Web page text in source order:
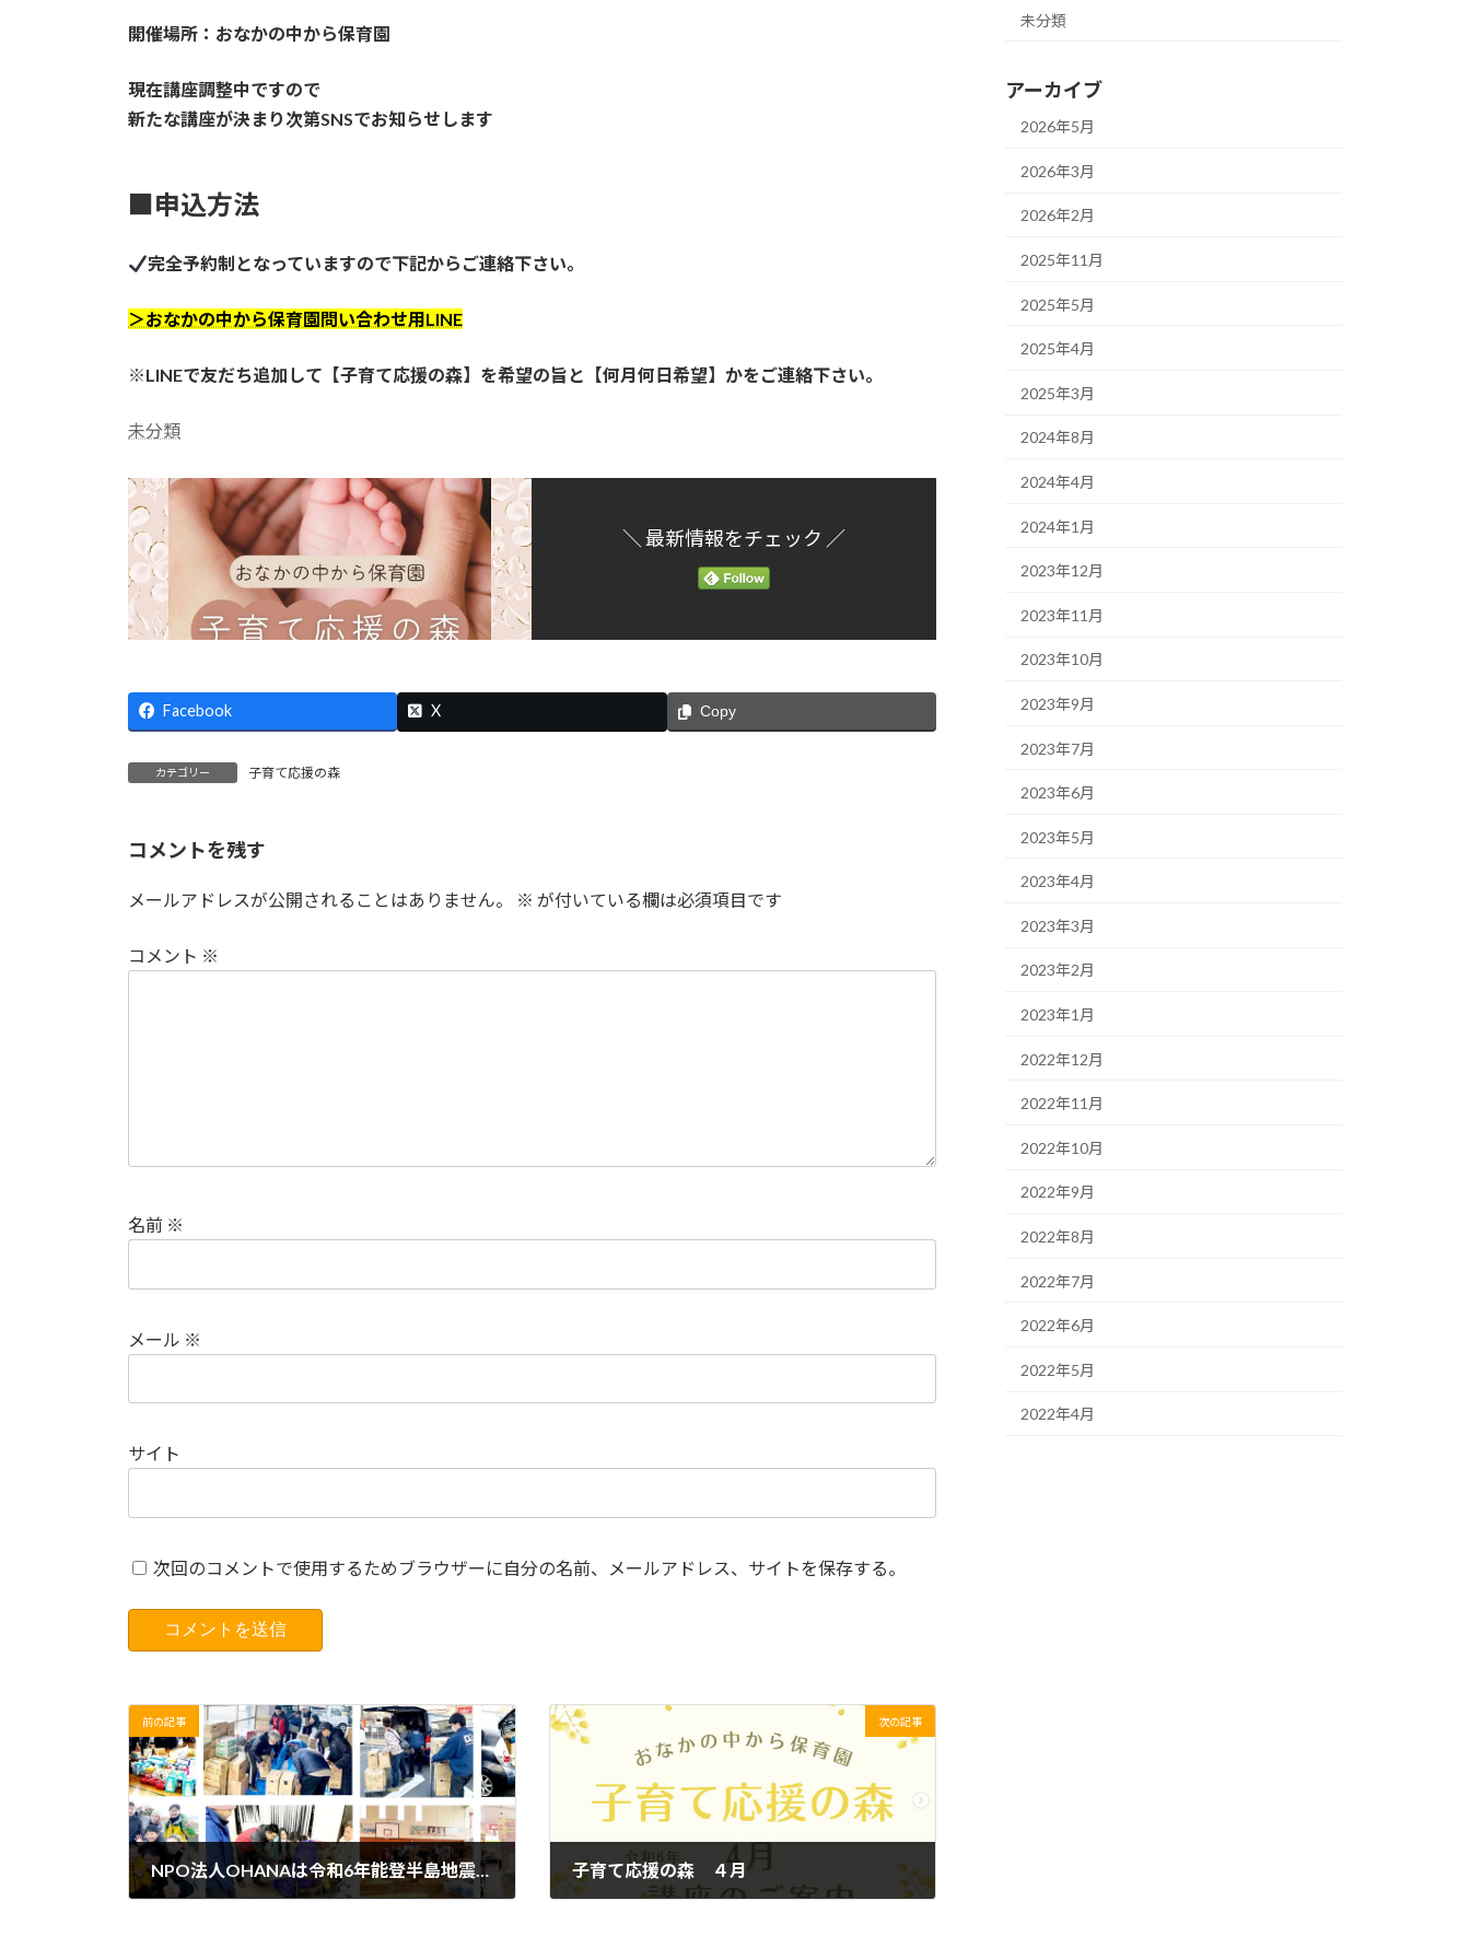
開催場所：おなかの中から保育園
現在講座調整中ですので
新たな講座が決まり次第SNSでお知らせします
■申込方法
完全予約制となっていますので下記からご連絡下さい。
＞おなかの中から保育園問い合わせ用LINE
※LINEで友だち追加して【子育て応援の森】を希望の旨と【何月何日希望】かをご連絡下さい。
未分類
＼ 最新情報をチェック ／
Facebook X Copy
カテゴリー 子育て応援の森
コメントを残す
メールアドレスが公開されることはありません。 ※ が付いている欄は必須項目です
コメント ※
名前 ※
メール ※
サイト
次回のコメントで使用するためブラウザーに自分の名前、メールアドレス、サイトを保存する。
前の記事
NPO法人OHANAは令和6年能登半島地震の緊急支援に入っております。
次の記事
子育て応援の森 ４月
未分類
アーカイブ
2026年5月
2026年3月
2026年2月
2025年11月
2025年5月
2025年4月
2025年3月
2024年8月
2024年4月
2024年1月
2023年12月
2023年11月
2023年10月
2023年9月
2023年7月
2023年6月
2023年5月
2023年4月
2023年3月
2023年2月
2023年1月
2022年12月
2022年11月
2022年10月
2022年9月
2022年8月
2022年7月
2022年6月
2022年5月
2022年4月